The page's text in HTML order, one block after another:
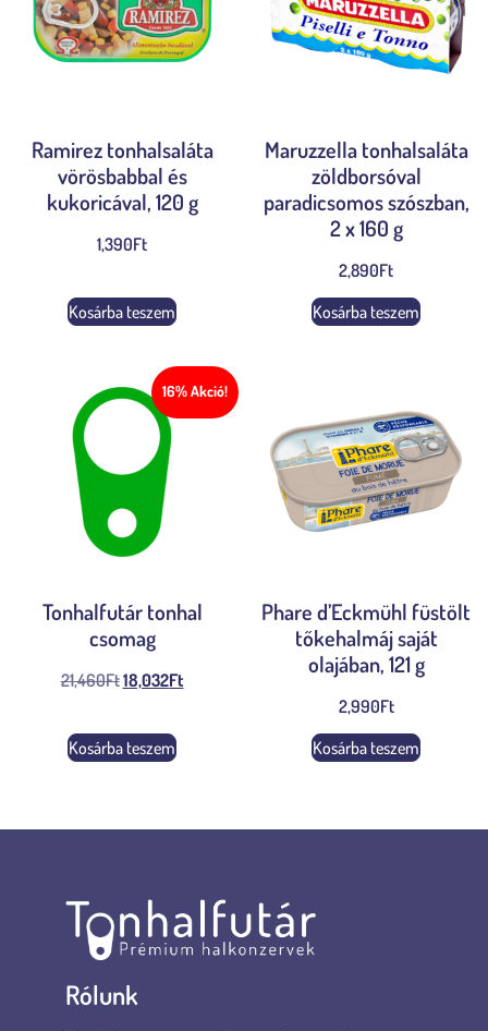
Ramirez tonhalsaláta
vörösbabbal és
kukoricával, 120 g
1,390Ft
Kosárba teszem
Maruzzella tonhalsaláta
zöldborsóval
paradicsomos szószban,
2 x 160 g
2,890Ft
Kosárba teszem
16% Akció!
Tonhalfutár tonhal
csomag
21,460Ft18,032Ft
Kosárba teszem
Phare d’Eckmühl füstölt
tőkehalmáj saját
olajában, 121 g
2,990Ft
Kosárba teszem
Rólunk